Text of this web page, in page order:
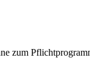
zum